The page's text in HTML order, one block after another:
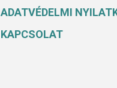
ADATVÉDELMI
KAPCSOLAT